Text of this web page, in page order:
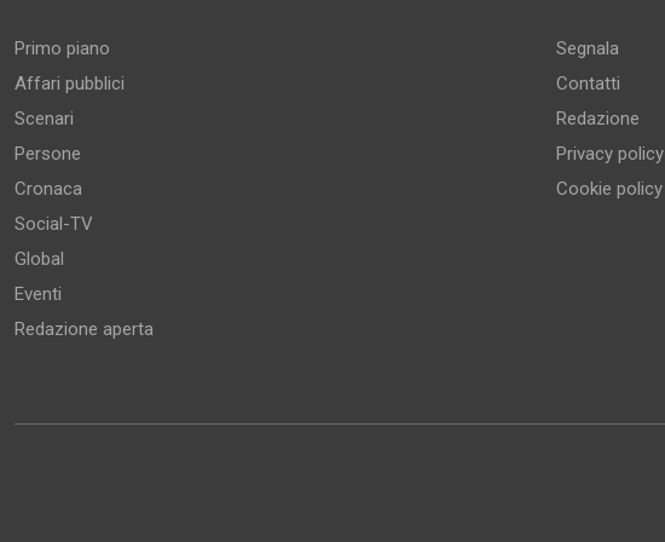
Primo piano
Affari pubblici
Scenari
Persone
Cronaca
Social-TV
Global
Eventi
Redazione aperta
Segnala
Contatti
Redazione
Privacy policy
Cookie policy